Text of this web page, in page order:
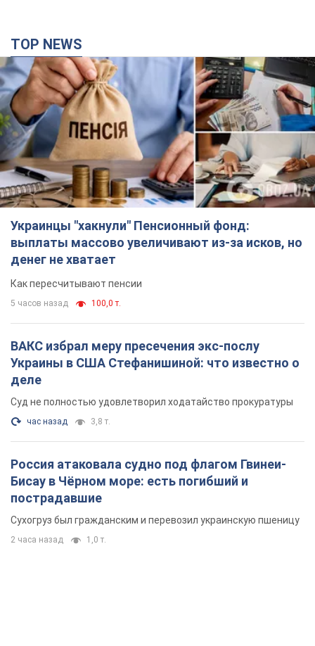
TOP NEWS
Украинцы "хакнули" Пенсионный фонд:
выплаты массово увеличивают из-за исков, но
денег не хватает
Как пересчитывают пенсии
5 часов назад 100,0 т.
ВАКС избрал меру пресечения экс-послу
Украины в США Стефанишиной: что известно о
деле
Суд не полностью удовлетворил ходатайство прокуратуры
час назад 3,8 т.
Россия атаковала судно под флагом Гвинеи-
Бисау в Чёрном море: есть погибший и
пострадавшие
Сухогруз был гражданским и перевозил украинскую пшеницу
2 часа назад 1,0 т.